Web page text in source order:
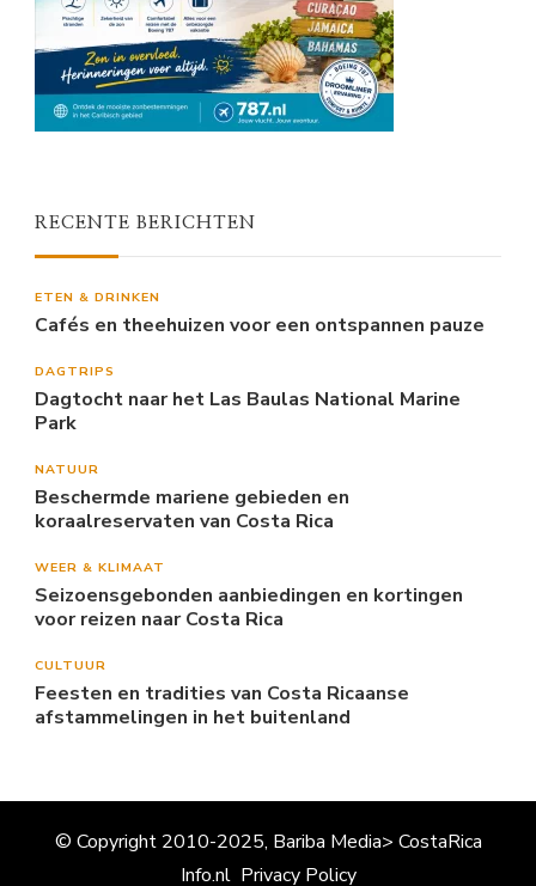
RECENTE BERICHTEN
ETEN & DRINKEN
Cafés en theehuizen voor een ontspannen pauze
DAGTRIPS
Dagtocht naar het Las Baulas National Marine
Park
NATUUR
Beschermde mariene gebieden en
koraalreservaten van Costa Rica
WEER & KLIMAAT
Seizoensgebonden aanbiedingen en kortingen
voor reizen naar Costa Rica
CULTUUR
Feesten en tradities van Costa Ricaanse
afstammelingen in het buitenland
© Copyright 2010-2025, Bariba Media> CostaRica
Info.nl Privacy Policy